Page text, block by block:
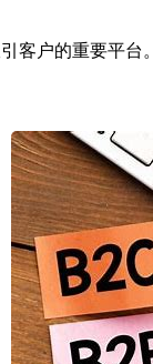
客户的重要平